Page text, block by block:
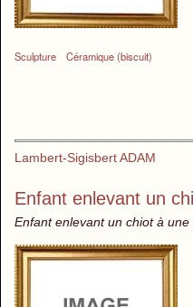
Sculpture Céramique (biscuit)
Lambert-Sigisbert ADAM
Enfant enlevant un
Enfant enlevant un chiot à